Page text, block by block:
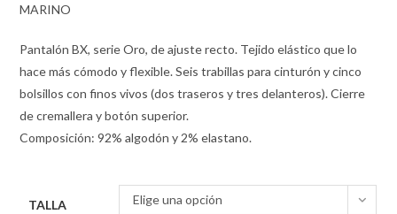
MARINO
Pantalón BX, serie Oro, de ajuste recto. Tejido elástico que lo
hace más cómodo y flexible. Seis trabillas para cinturón y cinco
bolsillos con finos vivos (dos traseros y tres delanteros). Cierre
de cremallera y botón superior.
Composición: 92% algodón y 2% elastano.
TALLA Elige una opción